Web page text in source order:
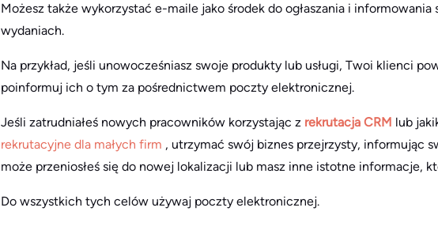
Możesz także wykorzystać e-maile jako środek do ogłaszania i
wydaniach.
Na przykład, jeśli unowocześniasz swoje produkty lub usługi, Twoi klienci
poinformuj ich o tym za pośrednictwem poczty elektronicznej.
Jeśli zatrudniałeś nowych pracowników korzystając z rekrutacja CRM lub
rekrutacyjne dla małych firm , utrzymać swój biznes przejrzysty, informując
może przeniosłeś się do nowej lokalizacji lub masz inne istotne informacje,
Do wszystkich tych celów używaj poczty elektronicznej.